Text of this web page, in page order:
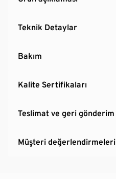
Teknik Detaylar
Bakım
Kalite Sertifikaları
Teslimat ve geri gönderim
Müşteri değerlendirmeleri